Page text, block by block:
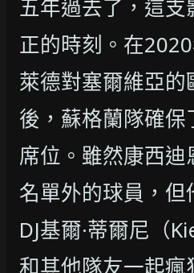
五年過去了，這
正的時刻。在
萊德對塞爾維亞的
後，蘇格蘭隊確保
席位。雖然康西
名單外的球員，
DJ基爾·蒂爾尼（
和其他隊友一起